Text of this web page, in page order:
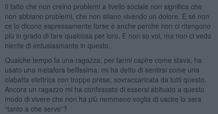
Il fatto che non creino problemi a livello sociale non significa che
non abbiano problemi, che non stiano vivendo un dolore. E se non
ce lo dicono espressamente forse è anche perché non ci ritengono
più in grado di fare qualcosa per loro. E non so voi, ma non ci vedo
niente di entusiasmante in questo.
Qualche tempo fa una ragazza, per farmi capire come stava, ha
usato una metafora bellissima: mi ha detto di sentirsi come una
ciabatta elettrica con troppe prese, sovraccaricata da tutti questo.
Ancora un ragazzo mi ha confessato di essersi abituato a questo
modo di vivere che non ha più nemmeno voglia di uscire la sera
“tanto a che serve”?